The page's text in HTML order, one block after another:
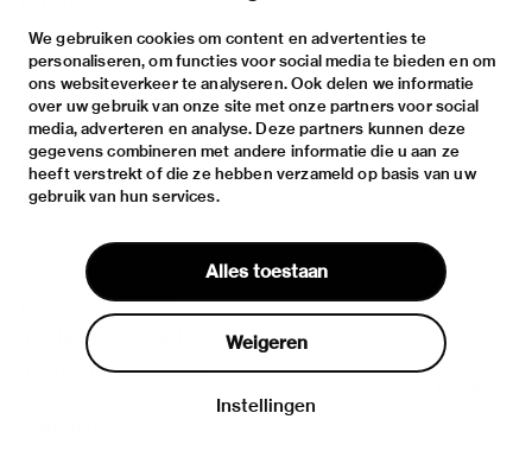
We gebruiken cookies om content en advertenties te
personaliseren, om functies voor social media te bieden en om
ons websiteverkeer te analyseren. Ook delen we informatie
over uw gebruik van onze site met onze partners voor social
media, adverteren en analyse. Deze partners kunnen deze
gegevens combineren met andere informatie die u aan ze
heeft verstrekt of die ze hebben verzameld op basis van uw
gebruik van hun services.
Alles toestaan
Weigeren
Instellingen
praktische informatie
over
het museum
de collectie
fondsen & partners
huisregels
privacy & cookies
disclaimer & colofon
digitoegankelijkheid